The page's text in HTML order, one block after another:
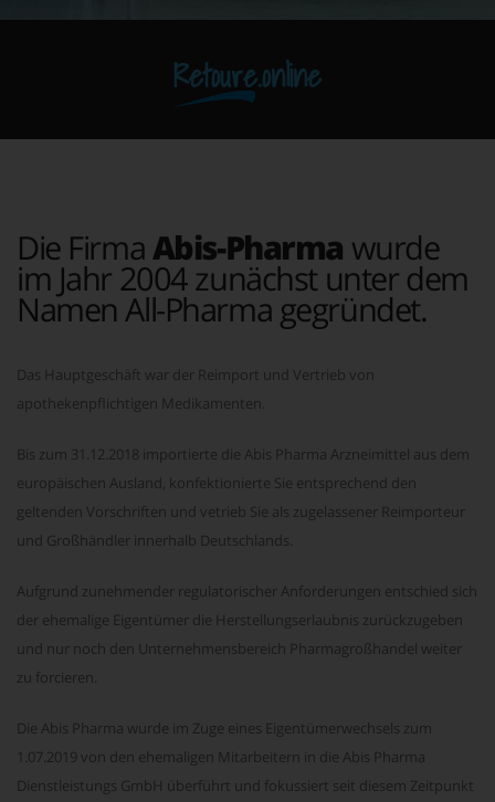
Retoure.online
Die Firma Abis-Pharma wurde
im Jahr 2004 zunächst unter dem
Namen All-Pharma gegründet.
Das Hauptgeschäft war der Reimport und Vertrieb von
apothekenpflichtigen Medikamenten.
Bis zum 31.12.2018 importierte die Abis Pharma Arzneimittel aus dem
europäischen Ausland, konfektionierte Sie entsprechend den
geltenden Vorschriften und vetrieb Sie als zugelassener Reimporteur
und Großhändler innerhalb Deutschlands.
Aufgrund zunehmender regulatorischer Anforderungen entschied sich
der ehemalige Eigentümer die Herstellungserlaubnis zurückzugeben
und nur noch den Unternehmensbereich Pharmagroßhandel weiter
zu forcieren.
Die Abis Pharma wurde im Zuge eines Eigentümerwechsels zum
1.07.2019 von den ehemaligen Mitarbeitern in die Abis Pharma
Dienstleistungs GmbH überführt und fokussiert seit diesem Zeitpunkt